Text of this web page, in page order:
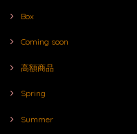
Box
Coming soon
高額商品
Spring
Summer